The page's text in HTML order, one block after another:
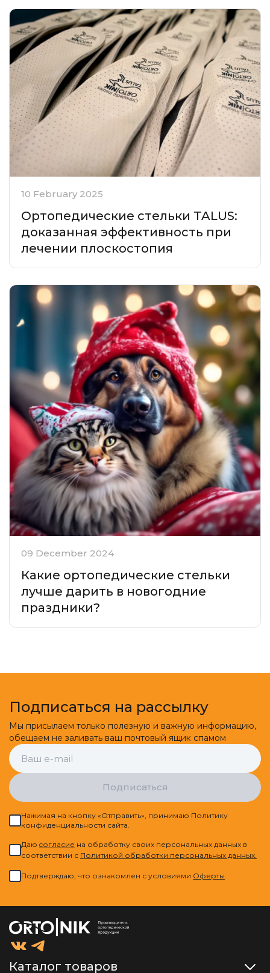
10 February 2025
Ортопедические стельки TALUS:
доказанная эффективность при
лечении плоскостопия
09 December 2024
Какие ортопедические стельки
лучше дарить в новогодние
праздники?
Подписаться на рассылку
Мы присылаем только полезную и важную информацию,
обещаем не заливать ваш почтовый ящик спамом
Подписаться
Нажимая на кнопку «Отправить», принимаю Политику
конфиденциальности сайта.
Даю cогласие на обработку своих персональных данных в
соответствии с Политикой обработки персональных данных.
Подтверждаю, что ознакомлен с условиями Оферты.
Каталог товаров